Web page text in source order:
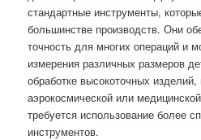
стандартные инструменты,
большинстве производств. Они
точность для многих операций и
измерения различных размеров
обработке высокоточных
аэрокосмической или
требуется использование более
инструментов.